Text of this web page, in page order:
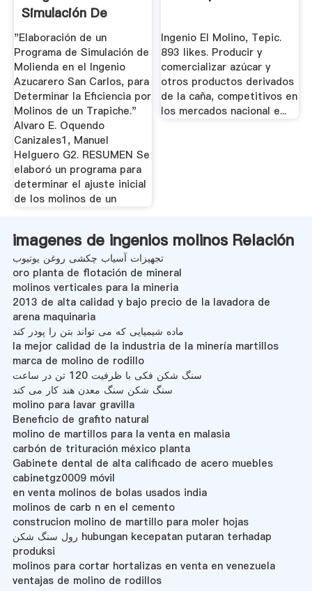
Simulación De
Molienda En ...
"Elaboración de un
Programa de Simulación de
Molienda en el Ingenio
Azucarero San Carlos, para
Determinar la Eficiencia por
Molinos de un Trapiche."
Alvaro E. Oquendo
Canizales1, Manuel
Helguero G2. RESUMEN Se
elaboró un programa para
determinar el ajuste inicial
de los molinos de un
Ingenio El Molino, Tepic.
893 likes. Producir y
comercializar azúcar y
otros productos derivados
de la caña, competitivos en
los mercados nacional e...
imagenes de ingenios molinos Relación
تجهیزات آسیاب چکشی روغن یوتیوب
oro planta de flotación de mineral
molinos verticales para la mineria
2013 de alta calidad y bajo precio de la lavadora de
arena maquinaria
ماده شیمیایی که می تواند بتن را پودر کند
la mejor calidad de la industria de la minería martillos
marca de molino de rodillo
سنگ شکن فکی با ظرفیت 120 تن در ساعت
سنگ شکن سنگ معدن هند کار می کند
molino para lavar gravilla
Beneficio de grafito natural
molino de martillos para la venta en malasia
carbón de trituración méxico planta
Gabinete dental de alta calificado de acero muebles
cabinetgz0009 móvil
en venta molinos de bolas usados ​​india
molinos de carb n en el cemento
construcion molino de martillo para moler hojas
رول سنگ شکن hubungan kecepatan putaran terhadap
produksi
molinos para cortar hortalizas en venta en venezuela
ventajas de molino de rodillos